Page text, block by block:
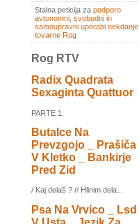
Stalna peticija za podporo
avtonomni, svobodni in
samoupravni uporabi nekdanje
tovarne Rog
Rog RTV
Radix Quadrata
Sexaginta Quattuor
PARTE 1:
Butalce Na
Prevzgojo _ Prašiča
V Kletko _ Bankirje
Pred Zid
/ Kaj delaš ? // Hlinim dela...
Psa Na Vrvico _ Lsd